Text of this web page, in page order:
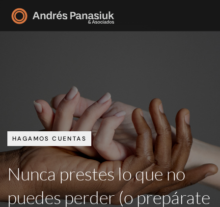
HAGAMOS CUENTAS
Nunca prestes lo que no
puedes perder (o prepárate